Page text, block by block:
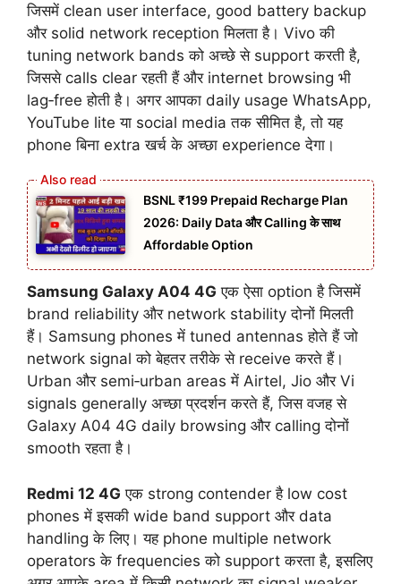
जिसमें clean user interface, good battery backup
और solid network reception मिलता है। Vivo की
tuning network bands को अच्छे से support करती है,
जिससे calls clear रहती हैं और internet browsing भी
lag‑free होती है। अगर आपका daily usage WhatsApp,
YouTube lite या social media तक सीमित है, तो यह
phone बिना extra खर्च के अच्छा experience देगा।
BSNL ₹199 Prepaid Recharge Plan
2026: Daily Data और Calling के साथ
Affordable Option
Samsung Galaxy A04 4G एक ऐसा option है जिसमें
brand reliability और network stability दोनों मिलती
हैं। Samsung phones में tuned antennas होते हैं जो
network signal को बेहतर तरीके से receive करते हैं।
Urban और semi‑urban areas में Airtel, Jio और Vi
signals generally अच्छा प्रदर्शन करते हैं, जिस वजह से
Galaxy A04 4G daily browsing और calling दोनों
smooth रहता है।
Redmi 12 4G एक strong contender है low cost
phones में इसकी wide band support और data
handling के लिए। यह phone multiple network
operators के frequencies को support करता है, इसलिए